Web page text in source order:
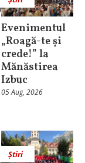
Evenimentul
„Roagă-te și
crede!” la
Mănăstirea
Izbuc
05 Aug, 2026
Știri